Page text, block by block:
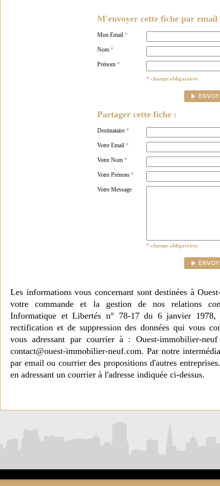
M'envoyer cette fiche par email
Mon Email *
Nom *
Prénom *
* champs obligatoires
Partager cette fiche :
Destinataire *
Votre Email *
Votre Nom *
Votre Prénom *
Votre Message
* champs obligatoires
Les informations vous concernant sont destinées à
votre commande et la gestion de nos relations
Informatique et Libertés n° 78-17 du 6 janvier 1978,
rectification et de suppression des données qui vous
vous adressant par courrier à : Ouest-immobilier-
contact@ouest-immobilier-neuf.com. Par notre
par email ou courrier des propositions d'autres
en adressant un courrier à l'adresse indiquée ci-dessus.